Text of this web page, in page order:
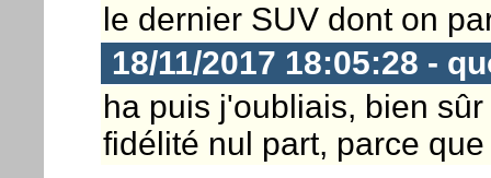
le dernier SUV dont on
18/11/2017 18:05:28 -
ha puis j'oubliais, bien
fidélité nul part, parce